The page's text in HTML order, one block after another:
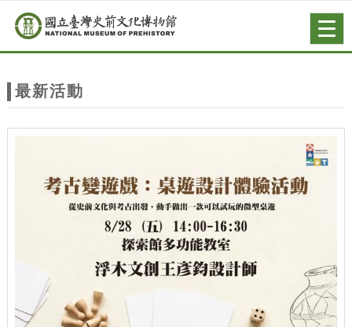
站
主
跳到主要內容
網站導覽
最新活動